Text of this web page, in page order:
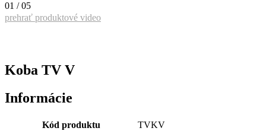
01 / 05
prehrať produktové video
Koba TV V
Informácie
Kód produktu
TVKV